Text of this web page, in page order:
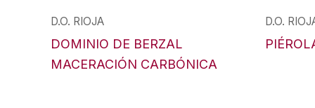
D.O. RIOJA
DOMINIO DE BERZAL
MACERACIÓN CARBÓNICA
D.O.